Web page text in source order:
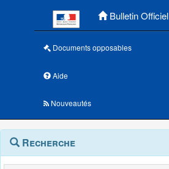
Bulletin Officiel
Documents opposables
Aide
Nouveautés
Navigation
outils
Menu
contextuel
Recherche